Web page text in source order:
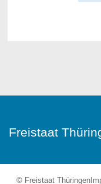
Freistaat
© Freistaat Thüringen